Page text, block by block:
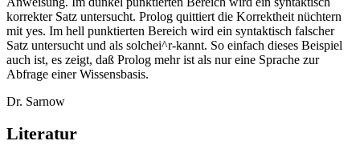
korrekter Satz untersucht. Prolog quittiert die Korrektheit nüchtern
mit yes. Im hell punktierten Bereich wird ein syntaktisch falscher
Satz untersucht und als solchei^r-kannt. So einfach dieses Beispiel
auch ist, es zeigt, daß Prolog mehr ist als nur eine Sprache zur
Abfrage einer Wissensbasis.
Dr. Sarnow
Literatur